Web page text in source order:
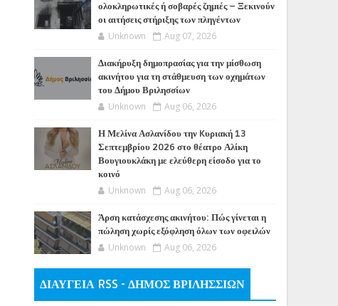
ολοκληρωτικές ή σοβαρές ζημιές – Ξεκινούν
οι αιτήσεις στήριξης των πληγέντων
Unknown Aug 07, 2026
Διακήρυξη δημοπρασίας για την μίσθωση
ακινήτου για τη στάθμευση των οχημάτων
του Δήμου Βριλησσίων
Unknown Aug 06, 2026
Η Μελίνα Ασλανίδου την Kυριακή 13
Σεπτεμβρίου 2026 στο θέατρο Αλίκη
Βουγιουκλάκη με ελεύθερη είσοδο για το
κοινό
Unknown Aug 06, 2026
Άρση κατάσχεσης ακινήτου: Πώς γίνεται η
πώληση χωρίς εξόφληση όλων των οφειλών
Unknown Aug 06, 2026
ΔΙΑΥΓΕΙΑ RSS - ΔΗΜΟΣ ΒΡΙΛΗΣΣΙΩΝ